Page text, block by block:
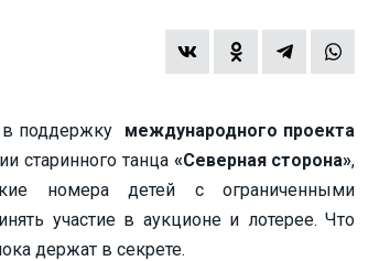
в поддержку международного проекта
старинного танца «Северная сторона»,
номера детей с ограниченными
участие в аукционе и лотерее. Что
держат в секрете.